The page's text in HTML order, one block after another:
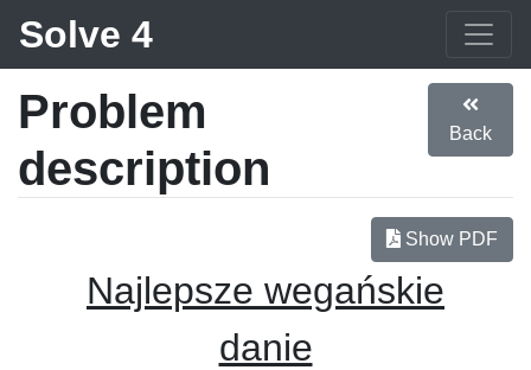
Solve 4
Problem
description
Back
Show PDF
Najlepsze wegańskie
danie